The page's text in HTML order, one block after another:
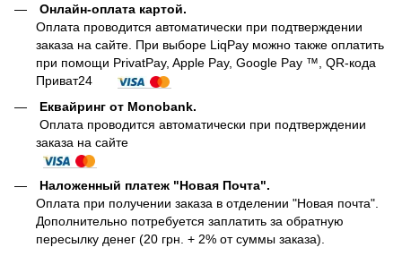
Онлайн-оплата картой.
Оплата проводится автоматически при подтверждении
заказа на сайте. При выборе LiqPay можно также оплатить
при помощи PrivatPay, Apple Pay, Google Pay ™, QR-кода
Приват24
Еквайринг от Monobank.
Оплата проводится автоматически при подтверждении
заказа на сайте
Наложенный платеж "Новая Почта".
Оплата при получении заказа в отделении "Новая почта".
Дополнительно потребуется заплатить за обратную
пересылку денег (20 грн. + 2% от суммы заказа).